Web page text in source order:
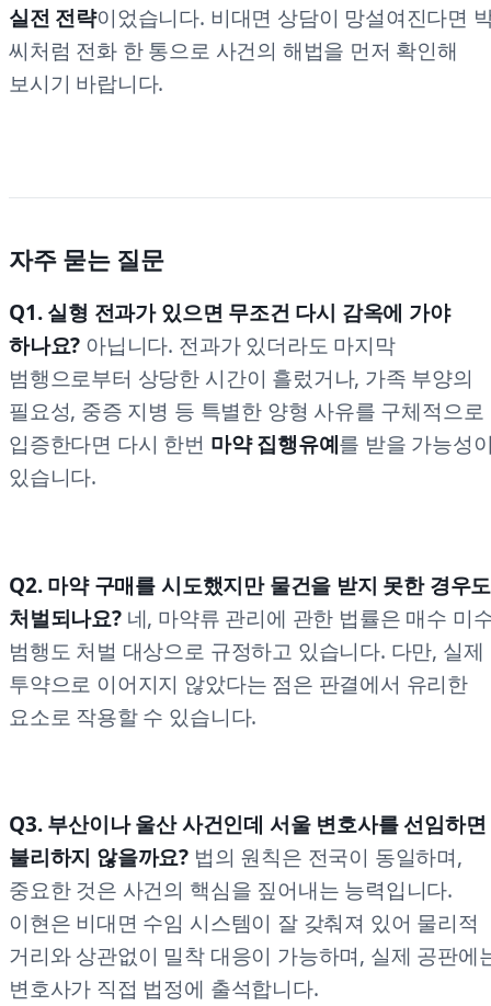
실전 전략이었습니다. 비대면 상담이 망설여진다면
씨처럼 전화 한 통으로 사건의 해법을 먼저 확인해
보시기 바랍니다.
자주 묻는 질문
Q1. 실형 전과가 있으면 무조건 다시 감옥에 가야
하나요? 아닙니다. 전과가 있더라도 마지막
범행으로부터 상당한 시간이 흘렀거나, 가족 부양의
필요성, 중증 지병 등 특별한 양형 사유를 구체적으로
입증한다면 다시 한번 마약 집행유예를 받을 가능성
있습니다.
Q2. 마약 구매를 시도했지만 물건을 받지 못한 경우도
처벌되나요?네, 마약류 관리에 관한 법률은 매수 미
범행도 처벌 대상으로 규정하고 있습니다. 다만, 실제
투약으로 이어지지 않았다는 점은 판결에서 유리한
요소로 작용할 수 있습니다.
Q3. 부산이나 울산 사건인데 서울 변호사를 선임하면
불리하지 않을까요? 법의 원칙은 전국이 동일하며,
중요한 것은 사건의 핵심을 짚어내는 능력입니다.
이현은 비대면 수임 시스템이 잘 갖춰져 있어 물리적
거리와 상관없이 밀착 대응이 가능하며, 실제 공판에
변호사가 직접 법정에 출석합니다.